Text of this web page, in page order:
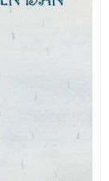
sta bila
bibi in gusti